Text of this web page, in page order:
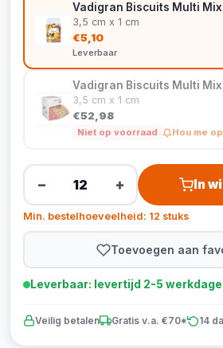
Vadigran Biscuits Multi
3,5 cm x 1 cm
€5,10
Leverbaar
Vadigran Biscuits Multi Mix
3,5 cm x 1 cm
€52,98
Niet op voorraad Hou me
− + In
Min. bestelhoeveelheid: 12 stuks
Toevoegen aan
Leverbaar: levertijd 2-5
Veilig betalen Gratis v.a. €70* 14